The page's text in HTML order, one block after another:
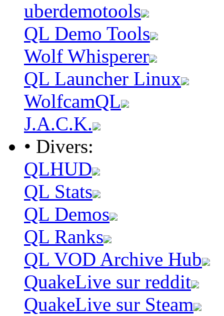
uberdemotools
QL Demo Tools
Wolf Whisperer
QL Launcher Linux
WolfcamQL
J.A.C.K.
• Divers:
QLHUD
QL Stats
QL Demos
QL Ranks
QL VOD Archive Hub
QuakeLive sur reddit
QuakeLive sur Steam